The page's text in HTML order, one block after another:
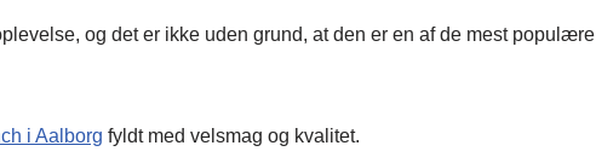
og det er ikke uden grund, at den er en af de mest populære
i Aalborg fyldt med velsmag og kvalitet.